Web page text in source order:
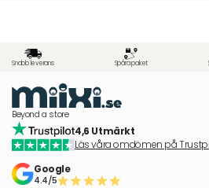
Snabb leverans Spåra paket
Beyond a store
4,6 Utmärkt
Läs våra omdömen på
Google
4.4/5